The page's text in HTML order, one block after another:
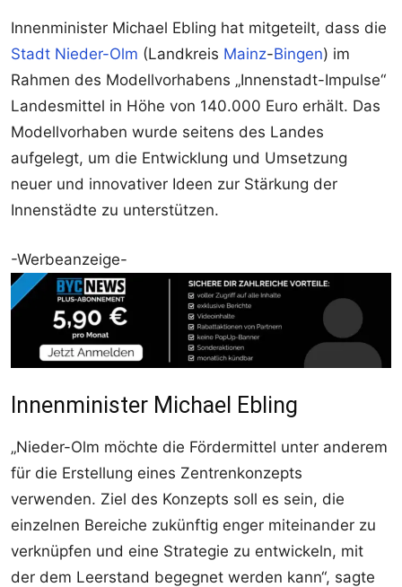
Innenminister Michael Ebling hat mitgeteilt, dass die
Stadt Nieder-Olm (Landkreis Mainz-Bingen) im
Rahmen des Modellvorhabens „Innenstadt-Impulse“
Landesmittel in Höhe von 140.000 Euro erhält. Das
Modellvorhaben wurde seitens des Landes
aufgelegt, um die Entwicklung und Umsetzung
neuer und innovativer Ideen zur Stärkung der
Innenstädte zu unterstützen.
-Werbeanzeige-
Innenminister Michael Ebling
„Nieder-Olm möchte die Fördermittel unter anderem
für die Erstellung eines Zentrenkonzepts
verwenden. Ziel des Konzepts soll es sein, die
einzelnen Bereiche zukünftig enger miteinander zu
verknüpfen und eine Strategie zu entwickeln, mit
der dem Leerstand begegnet werden kann“, sagte